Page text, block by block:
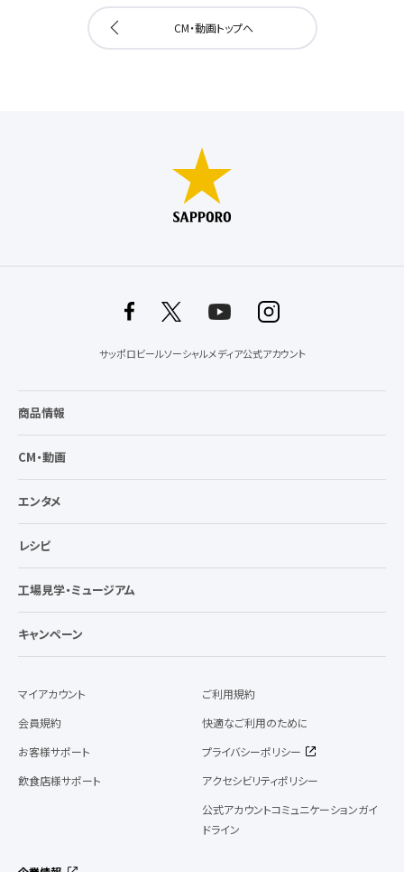
CM・動画トップへ
サッポロビールソーシャルメディア公式アカウント
商品情報
CM・動画
エンタメ
レシピ
工場見学・ミュージアム
キャンペーン
マイアカウント
会員規約
お客様サポート
飲食店様サポート
ご利用規約
快適なご利用のために
プライバシーポリシー
アクセシビリティポリシー
公式アカウントコミュニケーションガイ
ドライン